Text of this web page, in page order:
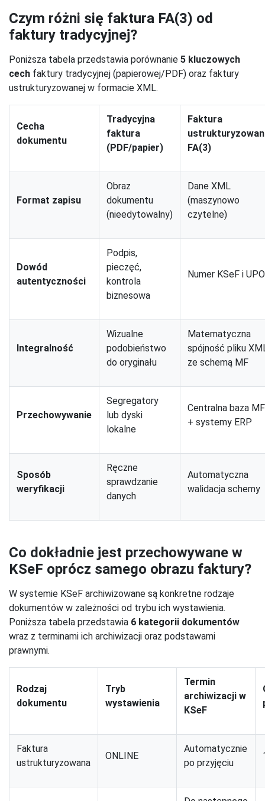
Czym różni się faktura FA(3) od
faktury tradycyjnej?
Poniższa tabela przedstawia porównanie 5 kluczowych
cech faktury tradycyjnej (papierowej/PDF) oraz faktury
ustrukturyzowanej w formacie XML.
Cecha
dokumentu
Tradycyjna
faktura
(PDF/papier)
Faktura
FA(3)
Format zapisu
Obraz
dokumentu
(nieedytowalny)
Dane XML
(maszynowo
czytelne)
Dowód
autentyczności
Podpis,
pieczęć,
kontrola
biznesowa
Numer KSeF i UPO
Integralność
Wizualne
podobieństwo
do oryginału
Matematyczna
spójność pliku
ze schemą MF
Przechowywanie
Segregatory
lub dyski
lokalne
Centralna baza MF
+ systemy ERP
Sposób
weryfikacji
Ręczne
sprawdzanie
danych
Automatyczna
walidacja schemy
Co dokładnie jest przechowywane w
KSeF oprócz samego obrazu faktury?
W systemie KSeF archiwizowane są konkretne rodzaje
dokumentów w zależności od trybu ich wystawienia.
Poniższa tabela przedstawia 6 kategorii dokumentów
wraz z terminami ich archiwizacji oraz podstawami
prawnymi.
Rodzaj
dokumentu
Tryb
wystawienia
Termin
archiwizacji w
KSeF
Faktura
ustrukturyzowana
ONLINE
Automatycznie
po przyjęciu